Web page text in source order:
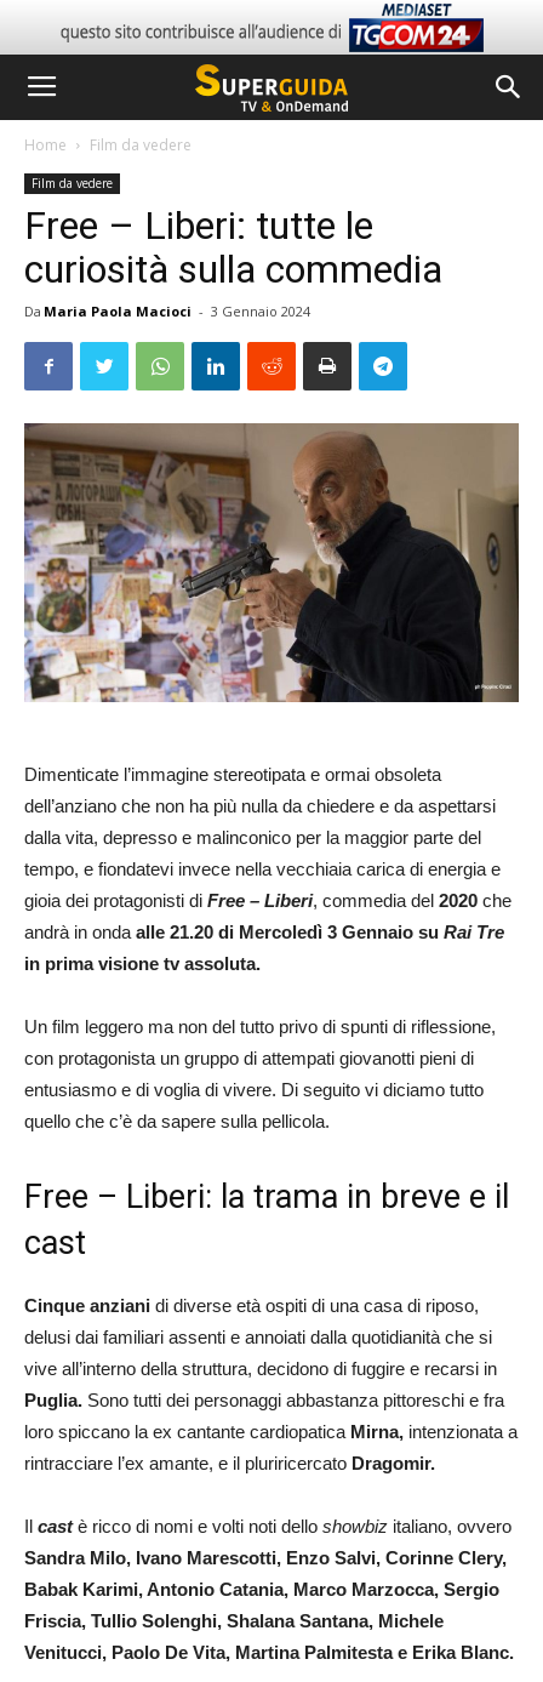
Home Film da vedere
Film da vedere
Free – Liberi: tutte le
curiosità sulla commedia
Da Maria Paola Macioci - 3 Gennaio 2024
Dimenticate l’immagine stereotipata e ormai obsoleta
dell’anziano che non ha più nulla da chiedere e da aspettarsi
dalla vita, depresso e malinconico per la maggior parte del
tempo, e fiondatevi invece nella vecchiaia carica di energia e
gioia dei protagonisti di Free – Liberi, commedia del 2020 che
andrà in onda alle 21.20 di Mercoledì 3 Gennaio su Rai Tre
in prima visione tv assoluta.
Un film leggero ma non del tutto privo di spunti di riflessione,
con protagonista un gruppo di attempati giovanotti pieni di
entusiasmo e di voglia di vivere. Di seguito vi diciamo tutto
quello che c’è da sapere sulla pellicola.
Free – Liberi: la trama in breve e il
cast
Cinque anziani di diverse età ospiti di una casa di riposo,
delusi dai familiari assenti e annoiati dalla quotidianità che si
vive all’interno della struttura, decidono di fuggire e recarsi in
Puglia. Sono tutti dei personaggi abbastanza pittoreschi e fra
loro spiccano la ex cantante cardiopatica Mirna, intenzionata a
rintracciare l’ex amante, e il pluriricercato Dragomir.
Il castè ricco di nomi e volti noti dello showbiz italiano, ovvero
Sandra Milo, Ivano Marescotti, Enzo Salvi, Corinne Clery,
Babak Karimi, Antonio Catania, Marco Marzocca, Sergio
Friscia, Tullio Solenghi, Shalana Santana, Michele
Venitucci, Paolo De Vita, Martina Palmitesta e Erika Blanc.